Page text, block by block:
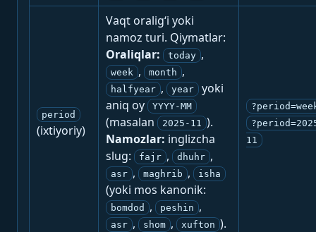
period
(ixtiyoriy)
Vaqt oralig‘i yoki
namoz turi. Qiymatlar:
Oraliqlar:
today ,
week , month ,
halfyear , year
yoki
aniq oy
YYYY-MM
(masalan 2025-11 ).
Namozlar: inglizcha
slug:
fajr , dhuhr ,
asr , maghrib , isha
(yoki mos kanonik:
bomdod , peshin ,
asr , shom , xufton ).
11